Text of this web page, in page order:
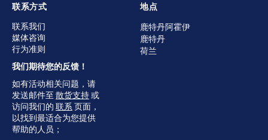
地点
鹿特丹阿霍伊
鹿特丹
荷兰
联系方式
联系我们
媒体咨询
行为准则
我们期待您的反馈！
如有活动相关问题，请
发送邮件至 散货支持或
访问我们的 联系 页面，
以找到最适合为您提供
帮助的人员；